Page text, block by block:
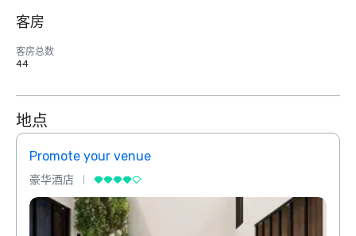
客房
客房总数
44
地点
Promote your venue
豪华酒店